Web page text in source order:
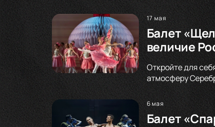
17 мая
Балет
величие
Откройте для
атмосферу
6 мая
Балет